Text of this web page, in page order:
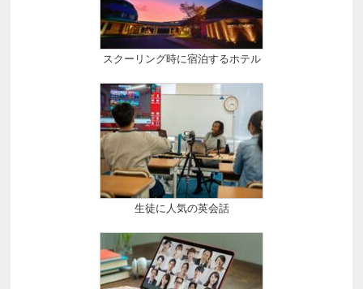
スクーリング時に宿泊するホテル
生徒に人気の英会話